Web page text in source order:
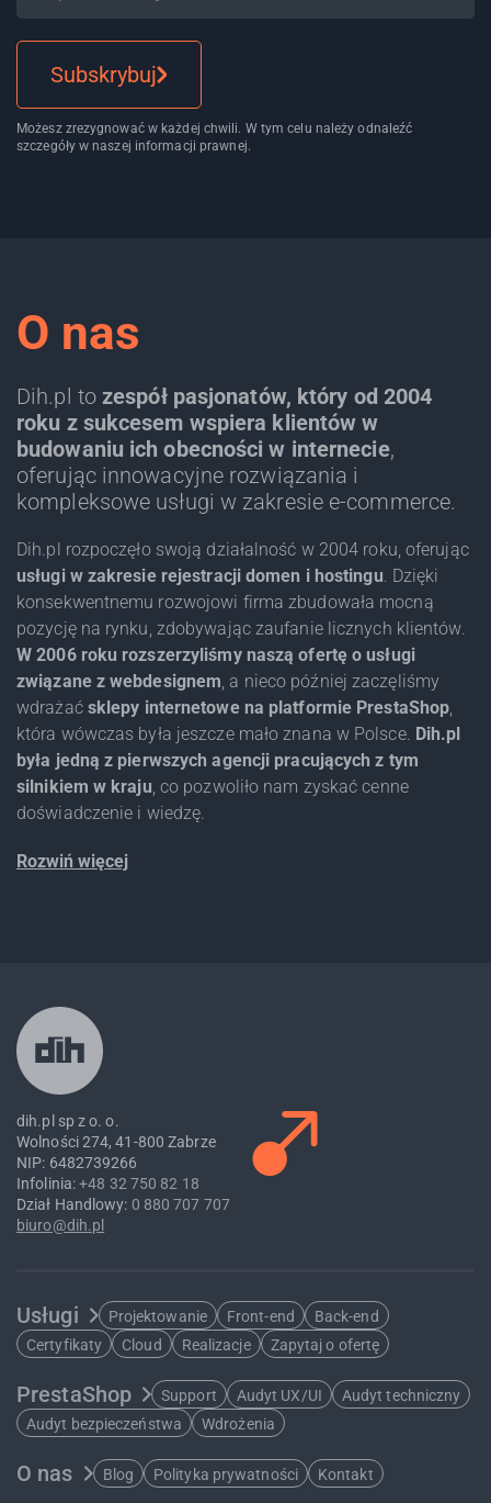
Subskrybuj
Możesz zrezygnować w każdej chwili. W tym celu należy odnaleźć
szczegóły w naszej informacji prawnej.
O nas
Dih.pl to zespół pasjonatów, który od 2004
roku z sukcesem wspiera klientów w
budowaniu ich obecności w internecie,
oferując innowacyjne rozwiązania i
kompleksowe usługi w zakresie e-commerce.
Dih.pl rozpoczęło swoją działalność w 2004 roku, oferując
usługi w zakresie rejestracji domen i hostingu. Dzięki
konsekwentnemu rozwojowi firma zbudowała mocną
pozycję na rynku, zdobywając zaufanie licznych klientów.
W 2006 roku rozszerzyliśmy naszą ofertę o usługi
związane z webdesignem, a nieco później zaczęliśmy
wdrażać sklepy internetowe na platformie PrestaShop,
która wówczas była jeszcze mało znana w Polsce. Dih.pl
była jedną z pierwszych agencji pracujących z tym
silnikiem w kraju, co pozwoliło nam zyskać cenne
doświadczenie i wiedzę.
Rozwiń więcej
dih.pl sp z o. o.
Wolności 274, 41-800 Zabrze
NIP: 6482739266
Infolinia:+48 32 750 82 18
Dział Handlowy: 0 880 707 707
biuro@dih.pl
Usługi Projektowanie Front-end
Back-end
Certyfikaty
Cloud Realizacje Zapytaj o ofertę
PrestaShop Support Audyt UX/UI
Audyt techniczny
Audyt bezpieczeństwa
Wdrożenia
O nas Blog Polityka prywatności Kontakt